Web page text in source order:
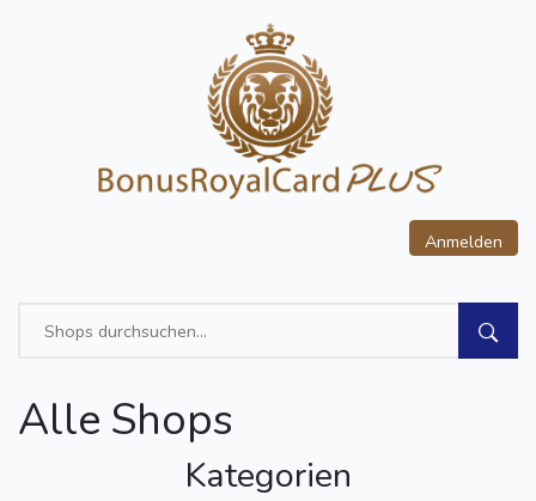
Anmelden
Alle Shops
Kategorien